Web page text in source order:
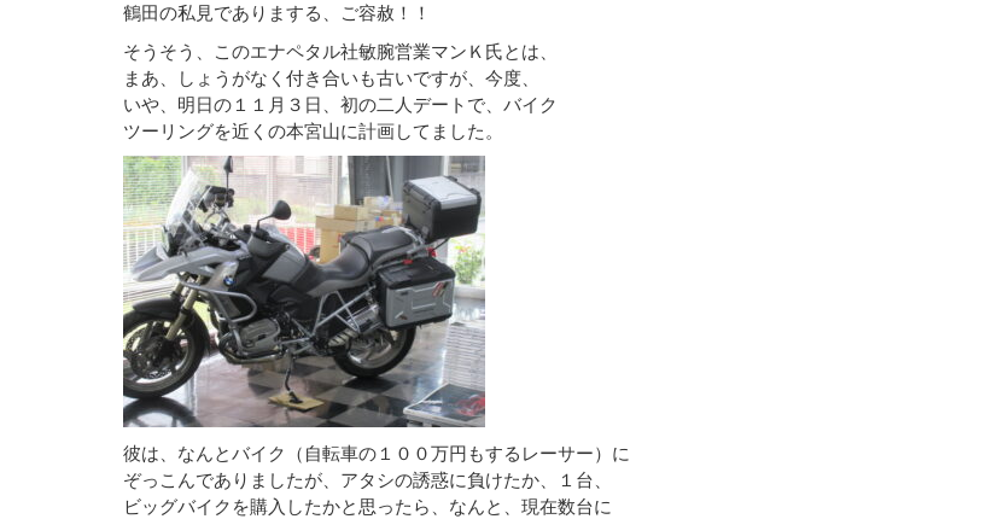
鶴田の私見でありまする、ご容赦！！
そうそう、このエナペタル社敏腕営業マンＫ氏とは、
まあ、しょうがなく付き合いも古いですが、今度、
いや、明日の１１月３日、初の二人デートで、バイク
ツーリングを近くの本宮山に計画してました。
彼は、なんとバイク（自転車の１００万円もするレーサー）に
ぞっこんでありましたが、アタシの誘惑に負けたか、１台、
ビッグバイクを購入したかと思ったら、なんと、現在数台に